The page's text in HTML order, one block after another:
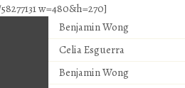
w=480&h=270]
Benjamin Wong
Celia Esguerra
Benjamin Wong